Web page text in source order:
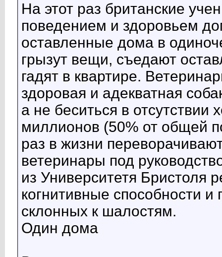
На этот раз британские
поведением и здоровьем
оставленные дома в
грызут вещи, съедают
гадят в квартире.
здоровая и адекватная
а не беситься в отсутствии
миллионов (50% от общей
раз в жизни
ветеринары под
из Университетя Бристоля
когнитивные способности и
склонных к шалостям.
Один дома